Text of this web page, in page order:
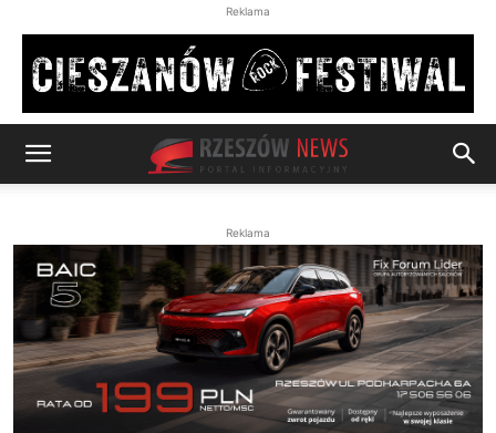
Reklama
Reklama